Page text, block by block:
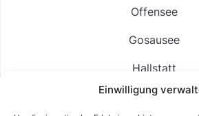
Einwilligung
Offensee
Gosausee
Hallstatt
Langbathsee